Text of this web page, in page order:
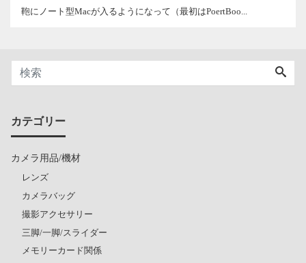
鞄にノート型Macが入るようになって（最初はPoertBoo...
カテゴリー
カメラ用品/機材
レンズ
カメラバッグ
撮影アクセサリー
三脚/一脚/スライダー
メモリーカード関係